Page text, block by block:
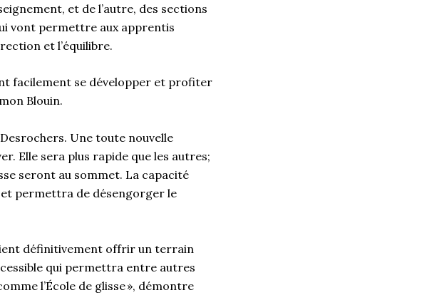
et de l’autre, des sections
vont permettre aux apprentis
et l’équilibre.
facilement se développer et profiter
Blouin.
Une toute nouvelle
Elle sera plus rapide que les autres;
seront au sommet. La capacité
permettra de désengorger le
définitivement offrir un terrain
qui permettra entre autres
l’École de glisse », démontre